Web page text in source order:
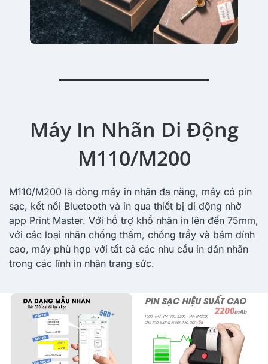
Máy In Nhãn Di Động
M110/M200
M110/M200 là dòng máy in nhãn đa năng, máy có pin
sạc, kết nối Bluetooth và in qua thiết bị di động nhờ
app Print Master. Với hỗ trợ khổ nhãn in lên đến 75mm,
với các loại nhãn chống thấm, chống trầy và bám dính
cao, máy phù hợp với tất cả các nhu cầu in dán nhãn
trong các lĩnh in nhãn trang sức.